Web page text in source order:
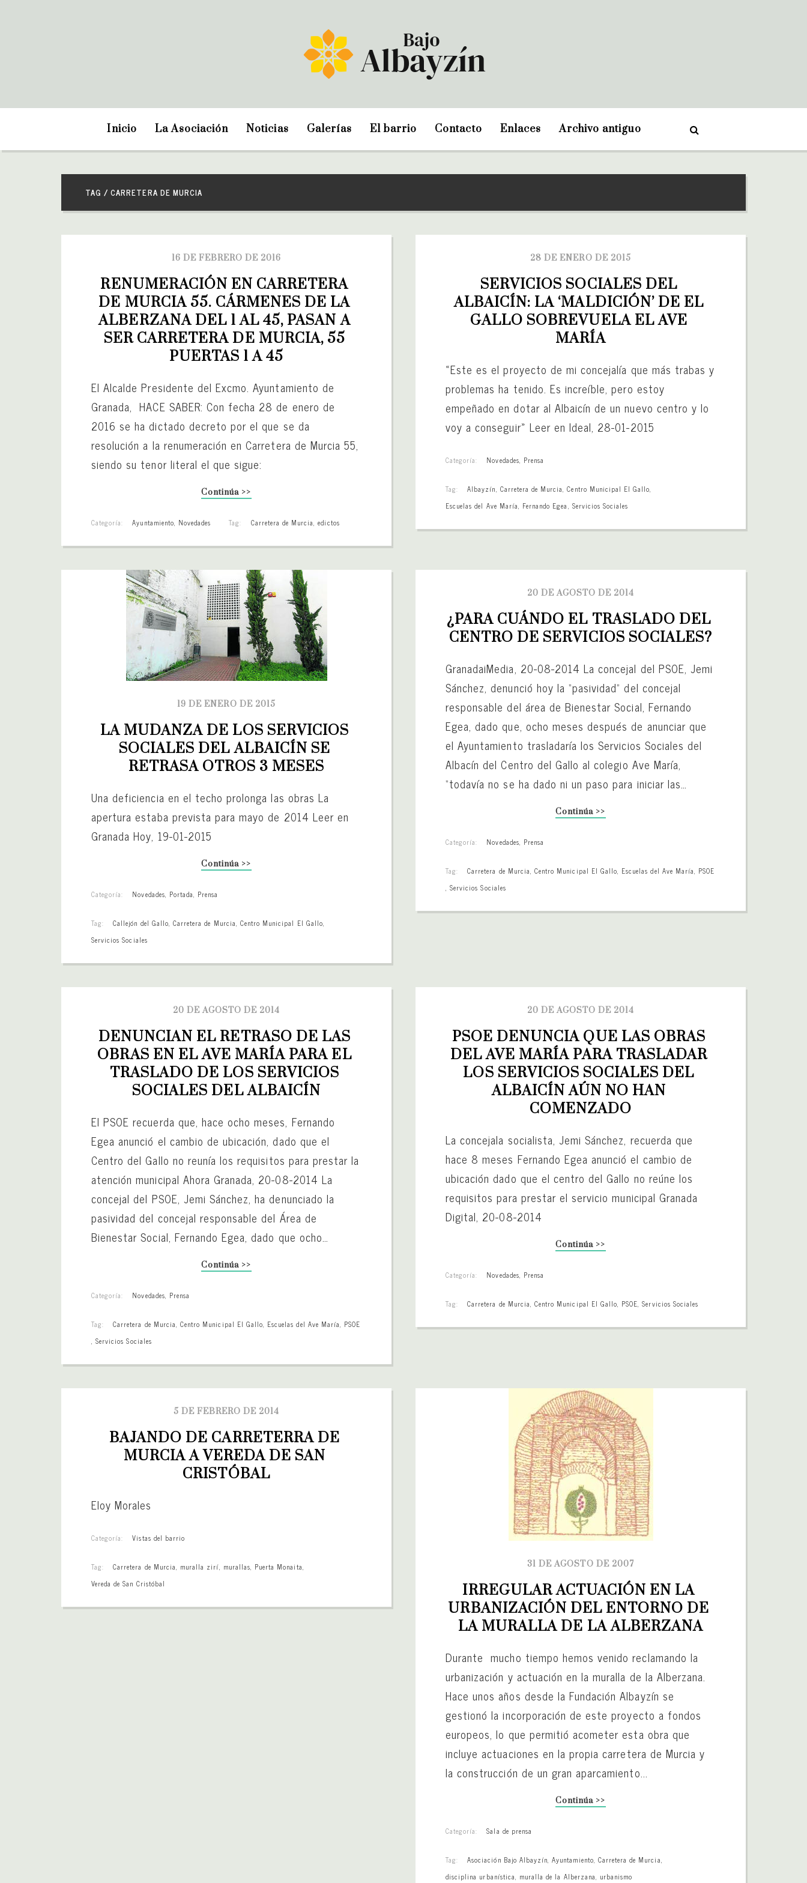
Inicio La Asociación Noticias Galerías El barrio Contacto Enlaces Archivo antiguo
TAG / CARRETERA DE MURCIA
16 DE FEBRERO DE 2016
RENUMERACIÓN EN CARRETERA
DE MURCIA 55. CÁRMENES DE LA
ALBERZANA DEL 1 AL 45, PASAN A
SER CARRETERA DE MURCIA, 55
PUERTAS 1 A 45
El Alcalde Presidente del Excmo. Ayuntamiento de
Granada, HACE SABER: Con fecha 28 de enero de
2016 se ha dictado decreto por el que se da
resolución a la renumeración en Carretera de Murcia 55,
siendo su tenor literal el que sigue:
Continúa >>
Categoría: Ayuntamiento, Novedades Tag: Carretera de Murcia,edictos
28 DE ENERO DE 2015
SERVICIOS SOCIALES DEL
ALBAICÍN: LA ‘MALDICIÓN’ DE EL
GALLO SOBREVUELA EL AVE
MARÍA
«Este es el proyecto de mi concejalía que más trabas y
problemas ha tenido. Es increíble, pero estoy
empeñado en dotar al Albaicín de un nuevo centro y lo
voy a conseguir» Leer en Ideal, 28-01-2015
Categoría: Novedades, Prensa
Tag: Albayzín, Carretera de Murcia,Centro Municipal El Gallo,
Escuelas del Ave María, Fernando Egea, Servicios Sociales
19 DE ENERO DE 2015
LA MUDANZA DE LOS SERVICIOS
SOCIALES DEL ALBAICÍN SE
RETRASA OTROS 3 MESES
Una deficiencia en el techo prolonga las obras La
apertura estaba prevista para mayo de 2014 Leer en
Granada Hoy, 19-01-2015
Continúa >>
Categoría: Novedades, Portada, Prensa
Tag: Callejón del Gallo, Carretera de Murcia, Centro Municipal El Gallo,
Servicios Sociales
20 DE AGOSTO DE 2014
¿PARA CUÁNDO EL TRASLADO DEL
CENTRO DE SERVICIOS SOCIALES?
GranadaiMedia, 20-08-2014 La concejal del PSOE, Jemi
Sánchez, denunció hoy la “pasividad” del concejal
responsable del área de Bienestar Social, Fernando
Egea, dado que, ocho meses después de anunciar que
el Ayuntamiento trasladaría los Servicios Sociales del
Albacín del Centro del Gallo al colegio Ave María,
“todavía no se ha dado ni un paso para iniciar las…
Continúa >>
Categoría: Novedades, Prensa
Tag: Carretera de Murcia,Centro Municipal El Gallo, Escuelas del Ave María, PSOE
,Servicios Sociales
20 DE AGOSTO DE 2014
DENUNCIAN EL RETRASO DE LAS
OBRAS EN EL AVE MARÍA PARA EL
TRASLADO DE LOS SERVICIOS
SOCIALES DEL ALBAICÍN
El PSOE recuerda que, hace ocho meses, Fernando
Egea anunció el cambio de ubicación, dado que el
Centro del Gallo no reunía los requisitos para prestar la
atención municipal Ahora Granada, 20-08-2014 La
concejal del PSOE, Jemi Sánchez, ha denunciado la
pasividad del concejal responsable del Área de
Bienestar Social, Fernando Egea, dado que ocho…
Continúa >>
Categoría: Novedades, Prensa
Tag: Carretera de Murcia,Centro Municipal El Gallo, Escuelas del Ave María, PSOE
,Servicios Sociales
20 DE AGOSTO DE 2014
PSOE DENUNCIA QUE LAS OBRAS
DEL AVE MARÍA PARA TRASLADAR
LOS SERVICIOS SOCIALES DEL
ALBAICÍN AÚN NO HAN
COMENZADO
La concejala socialista, Jemi Sánchez, recuerda que
hace 8 meses Fernando Egea anunció el cambio de
ubicación dado que el centro del Gallo no reúne los
requisitos para prestar el servicio municipal Granada
Digital, 20-08-2014
Continúa >>
Categoría: Novedades, Prensa
Tag: Carretera de Murcia,Centro Municipal El Gallo, PSOE,Servicios Sociales
5 DE FEBRERO DE 2014
BAJANDO DE CARRETERRA DE
MURCIA A VEREDA DE SAN
CRISTÓBAL
Eloy Morales
Categoría: Vistas del barrio
Tag: Carretera de Murcia, muralla zirí, murallas, Puerta Monaita,
Vereda de San Cristóbal
31 DE AGOSTO DE 2007
IRREGULAR ACTUACIÓN EN LA
URBANIZACIÓN DEL ENTORNO DE
LA MURALLA DE LA ALBERZANA
Durante mucho tiempo hemos venido reclamando la
urbanización y actuación en la muralla de la Alberzana.
Hace unos años desde la Fundación Albayzín se
gestionó la incorporación de este proyecto a fondos
europeos, lo que permitió acometer esta obra que
incluye actuaciones en la propia carretera de Murcia y
la construcción de un gran aparcamiento...
Continúa >>
Categoría: Sala de prensa
Tag: Asociación Bajo Albayzín,Ayuntamiento, Carretera de Murcia,
disciplina urbanística, muralla de la Alberzana, urbanismo